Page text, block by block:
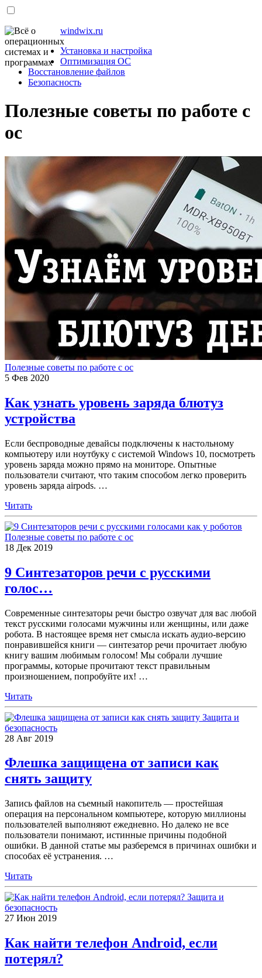
windwix.ru
Установка и настройка
Оптимизация ОС
Восстановление файлов
Безопасность
Полезные советы по работе с
ос
Полезные советы по работе с ос
5 Фев 2020
Как узнать уровень заряда блютуз
устройства
Если беспроводные девайсы подключены к настольному
компьютеру или ноутбуку с системой Windows 10, посмотреть
уровень заряда можно прямо на мониторе. Опытные
пользователи считают, что таким способом легко проверить
уровень заряда airpods. …
Читать
Полезные советы по работе с ос
18 Дек 2019
9 Синтезаторов речи с русскими
голос…
Современные синтезаторы речи быстро озвучат для вас любой
текст русскими голосами мужчины или женщины, или даже
робота. В настоящее время нет смысла искать аудио-версию
понравившейся книги — синтезатор речи прочитает любую
книгу вашим любимым голосом! Мы собрали лучшие
программы, которые прочитают текст правильным
произношением, попробуйте их! …
Читать
Защита и
безопасность
28 Авг 2019
Флешка защищена от записи как
снять защиту
Запись файлов на съемный накопитель — простейшая
операция на персональном компьютере, которую миллионы
пользователей выполняют ежедневно. Но далеко не все
пользователи понимают, истинные причины подобной
ошибки. В данной статье мы разберемся в причинах ошибки и
способах её устранения. …
Читать
Защита и
безопасность
27 Июн 2019
Как найти телефон Android, если
потерял?